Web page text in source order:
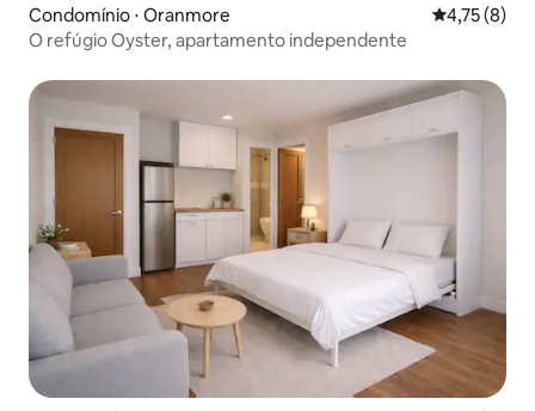
Condomínio ⋅ Oranmore 4,75 de
4,75 (8)
O refúgio Oyster, apartamento independente